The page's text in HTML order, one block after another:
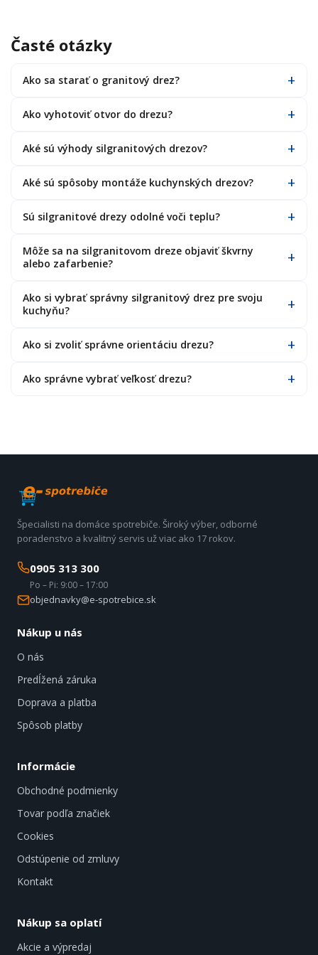
Časté otázky
Ako sa starať o granitový drez?
Ako vyhotoviť otvor do drezu?
Aké sú výhody silgranitových drezov?
Aké sú spôsoby montáže kuchynských drezov?
Sú silgranitové drezy odolné voči teplu?
Môže sa na silgranitovom dreze objaviť škvrny
alebo zafarbenie?
Ako si vybrať správny silgranitový drez pre svoju
kuchyňu?
Ako si zvoliť správne orientáciu drezu?
Ako správne vybrať veľkosť drezu?
Špecialisti na domáce spotrebiče. Široký výber, odborné
poradenstvo a kvalitný servis už viac ako 17 rokov.
0905 313 300
Po – Pi: 9:00 – 17:00
objednavky@e-spotrebice.sk
Nákup u nás
O nás
Predĺžená záruka
Doprava a platba
Spôsob platby
Informácie
Obchodné podmienky
Tovar podľa značiek
Cookies
Odstúpenie od zmluvy
Kontakt
Nákup sa oplatí
Akcie a výpredaj